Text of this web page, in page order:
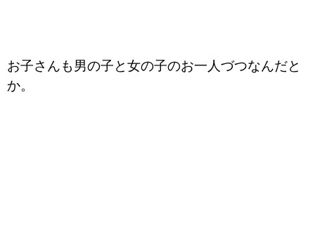
お子さんも男の子と女の子のお一人づつなんだと
か。